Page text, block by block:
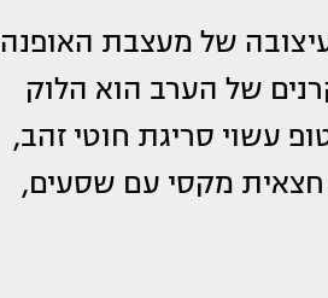
של מעצבת האופנה
של הערב הוא הלוק
עשוי סריגת חוטי זהב,
מקסי עם שסעים,